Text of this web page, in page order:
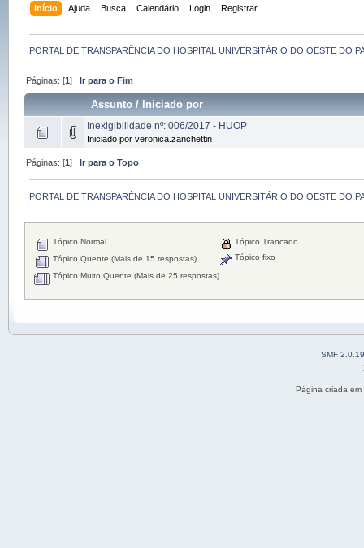
Início Ajuda Busca Calendário Login Registrar
PORTAL DE TRANSPARÊNCIA DO HOSPITAL UNIVERSITÁRIO DO OESTE DO
Páginas: [1]Ir para o Fim
Assunto/ Iniciado por
Inexigibilidade nº: 006/2017 - HUOP
Iniciado por veronica.zanchettin
Páginas: [1]Ir para o Topo
PORTAL DE TRANSPARÊNCIA DO HOSPITAL UNIVERSITÁRIO DO OESTE DO
Tópico Normal
Tópico Quente (Mais de 15 respostas)
Tópico Muito Quente (Mais de 25 respostas)
Tópico Trancado
Tópico fixo
SMF 2.0.19
Página criada